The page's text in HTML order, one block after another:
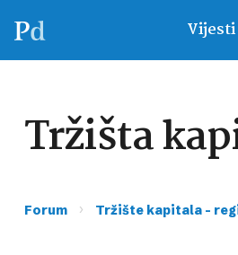
Vijesti
Tržišta
Forum › Tržište kapitala –